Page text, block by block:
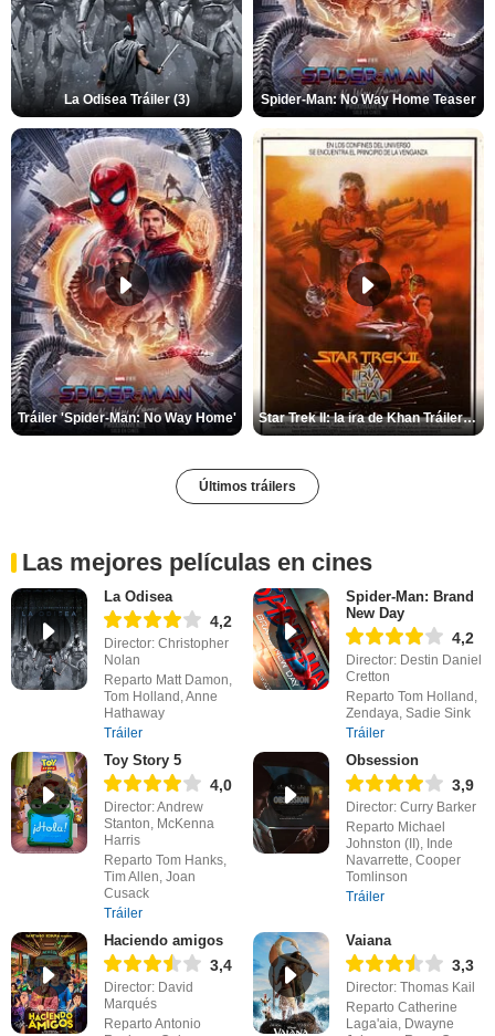
La Odisea Tráiler (3) Spider-Man: No Way Home Teaser
Tráiler 'Spider-Man: No Way Home' Star Trek II: la ira de Khan Tráiler VO
Últimos tráilers
Las mejores películas en cines
La Odisea
4,2
Director: Christopher
Nolan
Reparto Matt Damon,
Tom Holland, Anne
Hathaway
Tráiler
Spider-Man: Brand
New Day
4,2
Director: Destin Daniel
Cretton
Reparto Tom Holland,
Zendaya, Sadie Sink
Tráiler
Toy Story 5
4,0
Director: Andrew
Stanton, McKenna
Harris
Reparto Tom Hanks,
Tim Allen, Joan
Cusack
Tráiler
Obsession
3,9
Director: Curry Barker
Reparto Michael
Johnston (II), Inde
Navarrette, Cooper
Tomlinson
Tráiler
Haciendo amigos
3,4
Director: David
Marqués
Reparto Antonio
Vaiana
3,3
Director: Thomas Kail
Reparto Catherine
Laga'aia, Dwayne